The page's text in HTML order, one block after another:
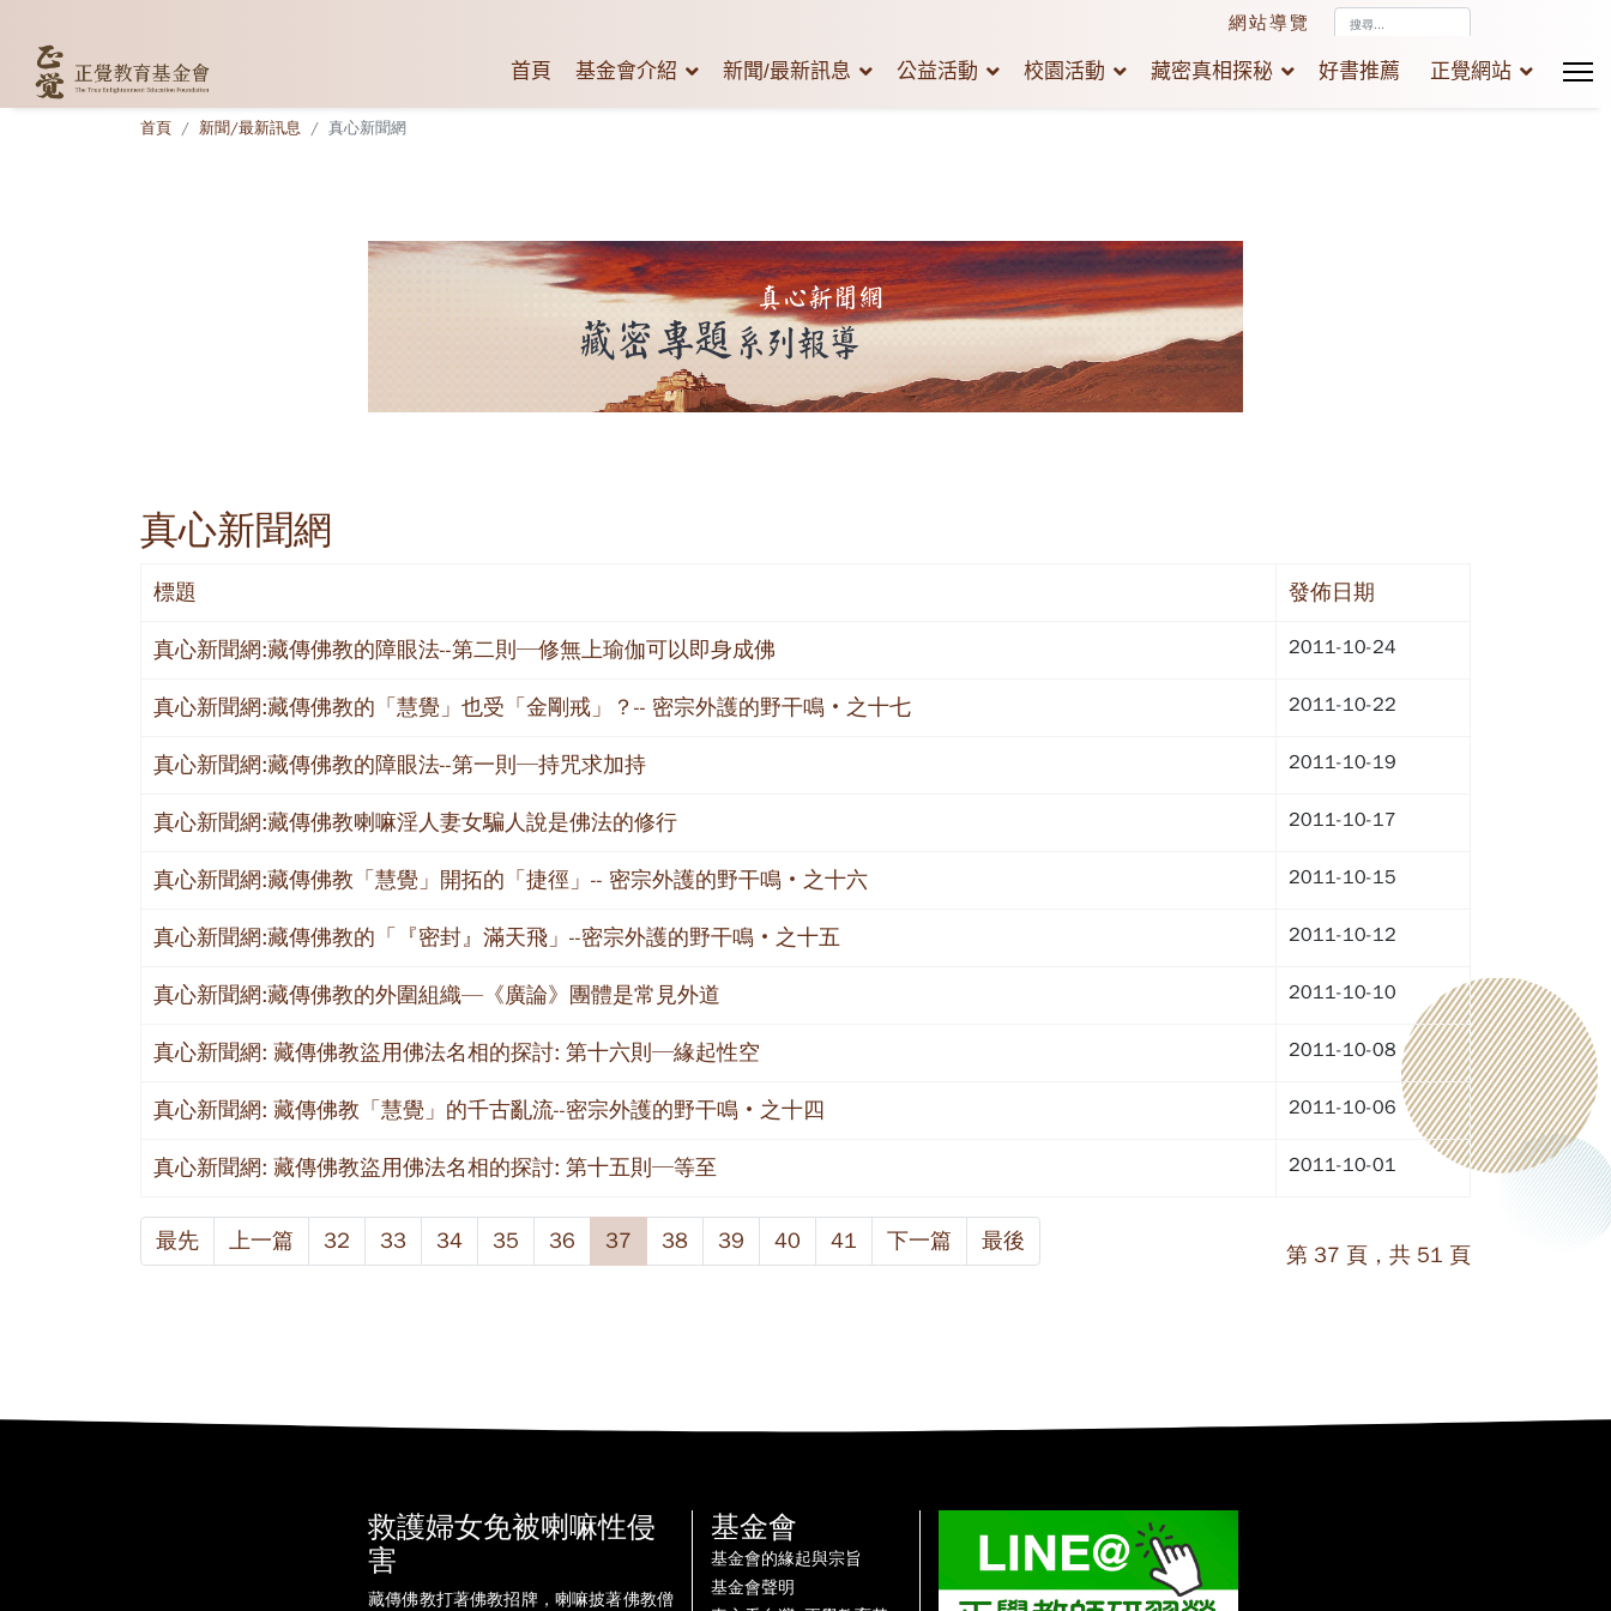
網站導覽
尋...
首頁 基金會介紹 新聞/最新訊息 公益活動 校園活動 藏密真相探秘 好書推薦 正覺網站
首頁 新聞/最新訊息 真心新聞網
真心新聞網
標題 發佈日期
真心新聞網:藏傳佛教的障眼法--第二則─修無上瑜伽可以即身成佛 2011-10-24
真心新聞網:藏傳佛教的「慧覺」也受「金剛戒」？-- 密宗外護的野干鳴‧之十七 2011-10-22
真心新聞網:藏傳佛教的障眼法--第一則─持咒求加持 2011-10-19
真心新聞網:藏傳佛教喇嘛淫人妻女騙人說是佛法的修行 2011-10-17
真心新聞網:藏傳佛教「慧覺」開拓的「捷徑」-- 密宗外護的野干鳴‧之十六 2011-10-15
真心新聞網:藏傳佛教的「『密封』滿天飛」--密宗外護的野干鳴‧之十五 2011-10-12
真心新聞網:藏傳佛教的外圍組織—《廣論》團體是常見外道 2011-10-10
真心新聞網: 藏傳佛教盜用佛法名相的探討: 第十六則─緣起性空 2011-10-08
真心新聞網: 藏傳佛教「慧覺」的千古亂流--密宗外護的野干鳴‧之十四 2011-10-06
真心新聞網: 藏傳佛教盜用佛法名相的探討: 第十五則─等至 2011-10-01
最先 上一篇 32 33 34 35 36 37 38 39 40 41 下一篇 最後
第 37 頁，共 51 頁
救護婦女免被喇嘛性侵
害
藏傳佛教打著佛教招牌，喇嘛披著佛教僧
基金會
基金會的緣起與宗旨
基金會聲明